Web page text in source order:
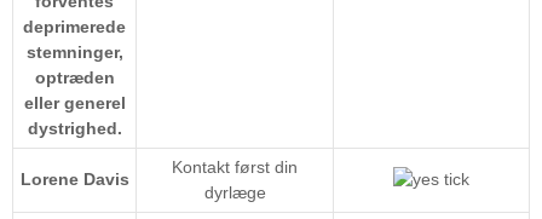
deprimerede
stemninger,
optræden
eller generel
dystrighed.
Lorene Davis
Kontakt først din
dyrlæge